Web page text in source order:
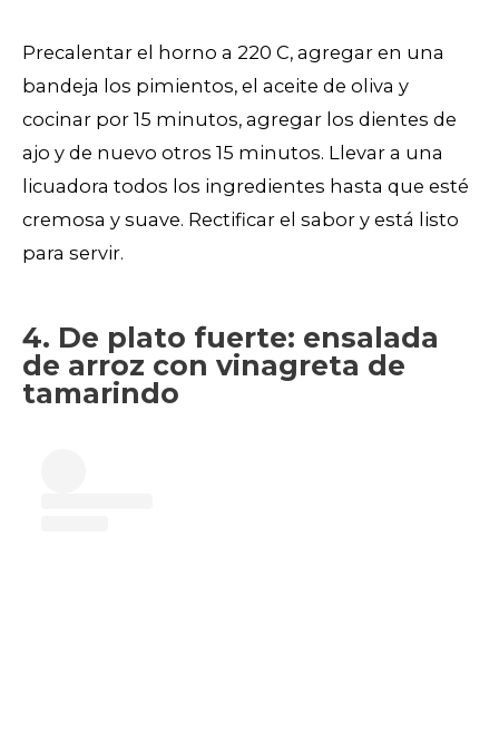
Precalentar el horno a 220 C, agregar en una
bandeja los pimientos, el aceite de oliva y
cocinar por 15 minutos, agregar los dientes de
ajo y de nuevo otros 15 minutos. Llevar a una
licuadora todos los ingredientes hasta que esté
cremosa y suave. Rectificar el sabor y está listo
para servir.
4. De plato fuerte: ensalada
de arroz con vinagreta de
tamarindo